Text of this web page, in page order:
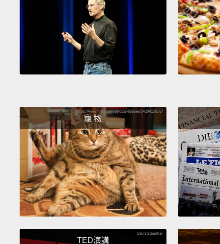
寵 物
TED演講